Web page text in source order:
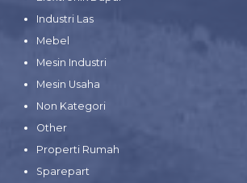
Industri Las
Mebel
Mesin Industri
Mesin Usaha
Non Kategori
Other
Properti Rumah
Sparepart